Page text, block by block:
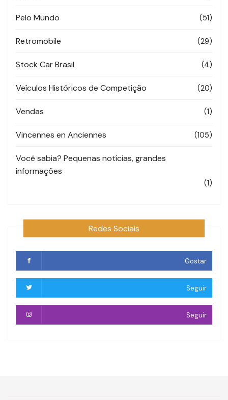
Pelo Mundo (51)
Retromobile (29)
Stock Car Brasil (4)
Veículos Históricos de Competição (20)
Vendas (1)
Vincennes en Anciennes (105)
Você sabia? Pequenas notícias, grandes
informações
(1)
Redes Sociais
Gostar
Seguir
Seguir